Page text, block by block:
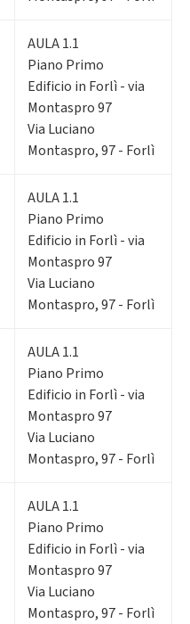
AULA 1.1
Piano Primo
Edificio in Forlì - via
Montaspro 97
Via Luciano
Montaspro, 97 - Forlì
AULA 1.1
Piano Primo
Edificio in Forlì - via
Montaspro 97
Via Luciano
Montaspro, 97 - Forlì
AULA 1.1
Piano Primo
Edificio in Forlì - via
Montaspro 97
Via Luciano
Montaspro, 97 - Forlì
AULA 1.1
Piano Primo
Edificio in Forlì - via
Montaspro 97
Via Luciano
Montaspro, 97 - Forlì